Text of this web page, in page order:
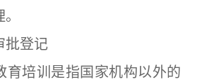
登记
培训是指国家机构以外的